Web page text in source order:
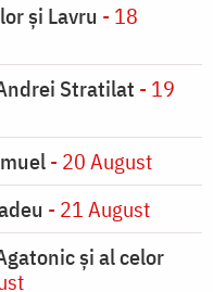
şi Lavru - 18
Stratilat - 19
- 20 August
- 21 August
şi al celor